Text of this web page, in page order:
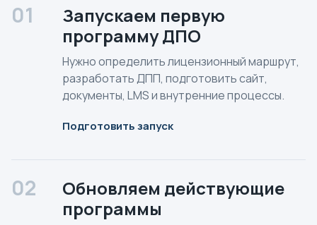
01
Запускаем первую
программу ДПО
Нужно определить лицензионный маршрут,
разработать ДПП, подготовить сайт,
документы, LMS и внутренние процессы.
Подготовить запуск
02
Обновляем действующие
программы